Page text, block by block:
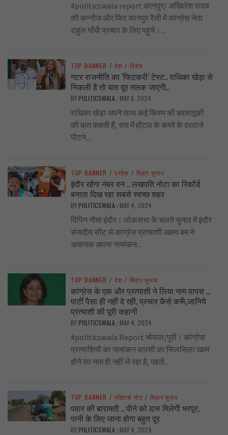
#politicswala report कानपुर/ अखिलेश यादव
की कन्नौज और फिर कानपुर रैली में कांग्रेस नेता
राहुल गाँधी प्रचार के लिए पहुंचे।...
TOP BANNER / देश / विशेष
गटर राजनीति का ‘फिटकरी’ टेस्ट.. राधिका खेड़ा से
निकली है तो बात दूर तलक जाएगी..
BY POLITICSWALA / MAY 8, 2024
राधिका खेड़ा अपने साथ कई किस्म की बदसलूकी
की बात कहती हैं, रात में होटल के कमरे के दरवाजे
पीटने...
TOP BANNER / प्रदेश / बिहार चुनाव
इंदौर रहेगा नंबर वन .. लखपति नोटा का रिकॉर्ड
बनाता दिख रहा सबसे स्वच्छ शहर
BY POLITICSWALA / MAY 4, 2024
विपिन नीमा इंदौर। लोकसभा के चलते चुनाव में इंदौर
संसदीय सीट से कांग्रेस प्रत्याशी अक्षय बम ने
अचानक अपना नामांकन...
TOP BANNER / देश / बिहार चुनाव
कांग्रेस के एक और प्रत्याशी ने लिया नाम वापस …
पार्टी पैसा ही नहीं दे रही, प्रचार कैसे करूँ,जानिये
प्रत्याशी की पूरी कहानी
BY POLITICSWALA / MAY 4, 2024
#politicswala Report भोपाल/पुरी। कांग्रेस
प्रत्याशियों का नामांकन वापसी का सिलसिला खत्म
होने का नाम ही नहीं ले रहा है, पहले...
TOP BANNER / एडिटर्स नोट / बिहार चुनाव
पवार की बारामती .. पीने को दारु मिलेगी भरपूर,
पानी के लिए जाना होगा बहुत दूर
BY POLITICSWALA / MAY 4, 2024